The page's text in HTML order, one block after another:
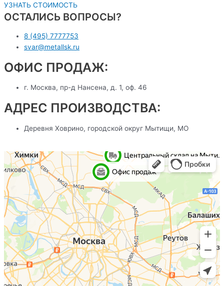
УЗНАТЬ СТОИМОСТЬ
ОСТАЛИСЬ ВОПРОСЫ?
8 (495) 7777753
svar@metallsk.ru
ОФИС ПРОДАЖ:
г. Москва, пр-д Нансена, д. 1, оф. 46
АДРЕС ПРОИЗВОДСТВА:
Деревня Ховрино, городской округ Мытищи, МО